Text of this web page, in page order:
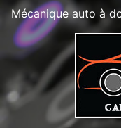
Mécanique auto à